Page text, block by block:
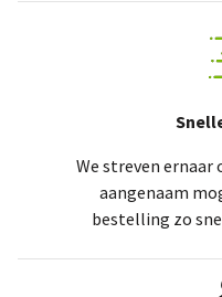
We streven ernaar
aangenaam
bestelling zo